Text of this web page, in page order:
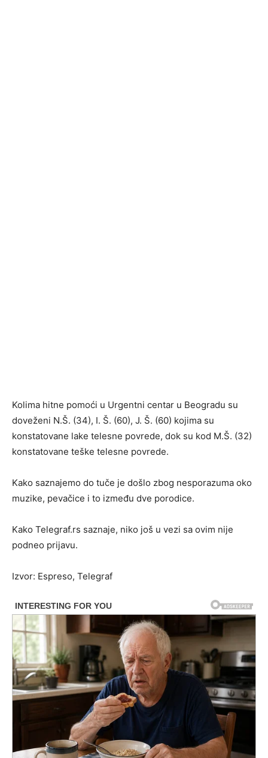
Kolima hitne pomoći u Urgentni centar u Beogradu su
doveženi N.Š. (34), I. Š. (60), J. Š. (60) kojima su
konstatovane lake telesne povrede, dok su kod M.Š. (32)
konstatovane teške telesne povrede.
Kako saznajemo do tuče je došlo zbog nesporazuma oko
muzike, pevačice i to između dve porodice.
Kako Telegraf.rs saznaje, niko još u vezi sa ovim nije
podneo prijavu.
Izvor: Espreso, Telegraf